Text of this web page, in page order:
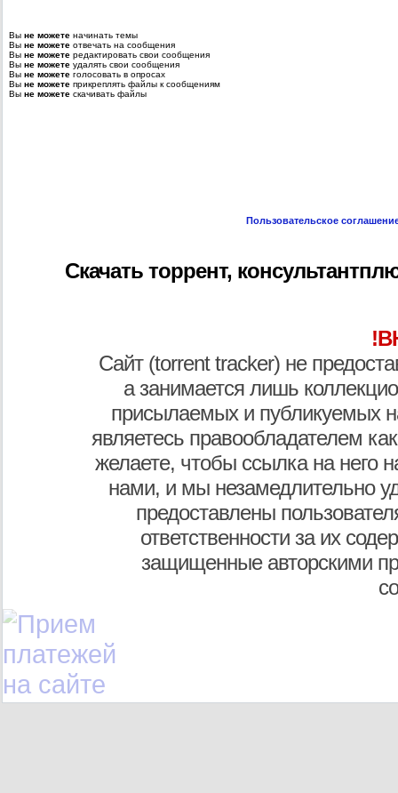
Вы не можете начинать темы
Вы не можете отвечать на сообщения
Вы не можете редактировать свои сообщения
Вы не можете удалять свои сообщения
Вы не можете голосовать в опросах
Вы не можете прикреплять файлы к сообщениям
Вы не можете скачивать файлы
Пользовательское
Скачать торрент,
Сайт (torrent tracker) не
а занимается лишь
присылаемых и публикуемых
являетесь правообладателем
желаете, чтобы ссылка на него
нами, и мы незамедлительно
предоставлены
ответственности за их
защищенные авторскими